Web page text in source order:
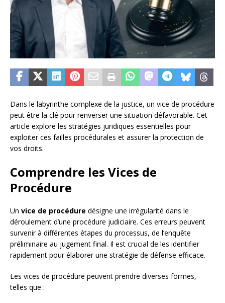
Dans le labyrinthe complexe de la justice, un vice de procédure
peut être la clé pour renverser une situation défavorable. Cet
article explore les stratégies juridiques essentielles pour
exploiter ces failles procédurales et assurer la protection de
vos droits.
Comprendre les Vices de
Procédure
Un vice de procédure désigne une irrégularité dans le
déroulement d’une procédure judiciaire. Ces erreurs peuvent
survenir à différentes étapes du processus, de l’enquête
préliminaire au jugement final. Il est crucial de les identifier
rapidement pour élaborer une stratégie de défense efficace.
Les vices de procédure peuvent prendre diverses formes,
telles que :